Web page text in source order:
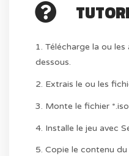
1. Télécharge la ou
dessous.
2. Extrais le ou les
3. Monte le fichier
4. Installe le jeu avec
5. Copie le contenu